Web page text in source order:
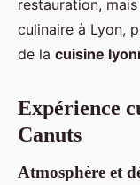
restauration,
culinaire à Lyon,
de la cuisine
Expérience
Canuts
Atmosphère et